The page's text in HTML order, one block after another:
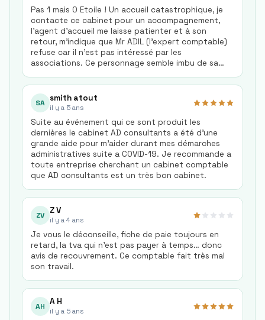
Pas 1 mais 0 Etoile ! Un accueil catastrophique, je
contacte ce cabinet pour un accompagnement,
l'agent d'accueil me laisse patienter et à son
retour, m'indique que Mr ADIL (l'expert comptable)
refuse car il n'est pas intéressé par les
associations. Ce personnage semble imbu de sa
association qui brasse des millions. JE DECONSEILLE
FORTEMENT. A FUIR !
SA smith atout
il y a 5 ans
Suite au événement qui ce sont produit les
dernières le cabinet AD consultants a été d'une
grande aide pour m'aider durant mes démarches
administratives suite a COVID-19. Je recommande a
toute entreprise cherchant un cabinet comptable
que AD consultants est un très bon cabinet.
ZV Z V
il y a 4 ans
Je vous le déconseille, fiche de paie toujours en
retard, la tva qui n’est pas payer à temps… donc
avis de recouvrement. Ce comptable fait très mal
son travail.
AH A H
il y a 5 ans